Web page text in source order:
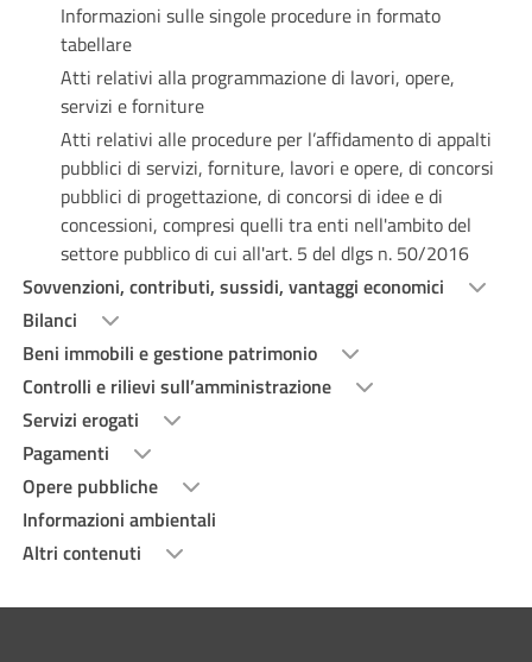
Informazioni sulle singole procedure in formato
tabellare
Atti relativi alla programmazione di lavori, opere,
servizi e forniture
Atti relativi alle procedure per l’affidamento di appalti
pubblici di servizi, forniture, lavori e opere, di concorsi
pubblici di progettazione, di concorsi di idee e di
concessioni, compresi quelli tra enti nell'ambito del
settore pubblico di cui all'art. 5 del dlgs n. 50/2016
Sovvenzioni, contributi, sussidi, vantaggi economici
Bilanci
Beni immobili e gestione patrimonio
Controlli e rilievi sull’amministrazione
Servizi erogati
Pagamenti
Opere pubbliche
Informazioni ambientali
Altri contenuti